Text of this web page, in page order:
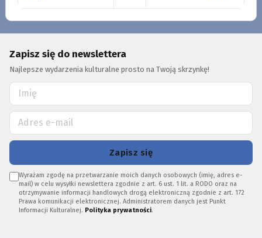
Zapisz się do newslettera
Najlepsze wydarzenia kulturalne prosto na Twoją skrzynkę!
Zapisz się
Wyrażam zgodę na przetwarzanie moich danych osobowych (imię, adres e-
mail) w celu wysyłki newslettera zgodnie z art. 6 ust. 1 lit. a RODO oraz na
otrzymywanie informacji handlowych drogą elektroniczną zgodnie z art. 172
Prawa komunikacji elektronicznej. Administratorem danych jest Punkt
Informacji Kulturalnej. Polityka prywatności.